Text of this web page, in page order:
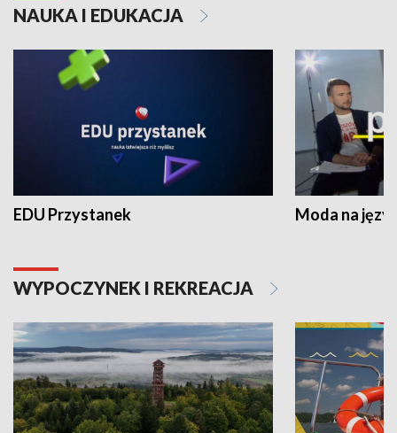
NAUKA I EDUKACJA
EDU Przystanek Moda na
WYPOCZYNEK I REKREACJA